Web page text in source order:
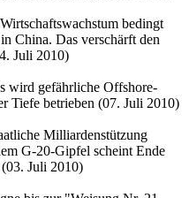
bedingt
China. Das verschärft den
Juli 2010)
wird gefährliche Offshore-
Tiefe betrieben (07. Juli 2010)
Milliardenstützung
G-20-Gipfel scheint Ende
Juli 2010)